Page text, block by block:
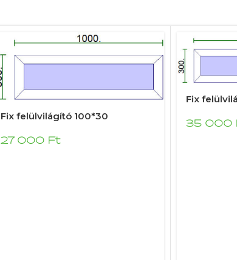
Fix felülvilágító 100*30
27 000 Ft
Fix
35 000